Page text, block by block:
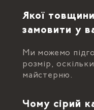
Якої
замовити у
Ми можемо
розмір,
майстерню.
Чому сірий